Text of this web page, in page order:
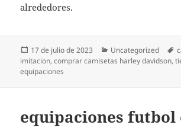
alrededores.
Publicado
el
17 de julio de 2023 Categorías
Uncategorized
imitacion,comprar camisetas harley davidson,
equipaciones
equipaciones